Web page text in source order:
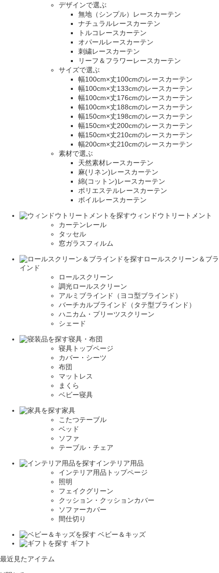
デザインで選ぶ
無地（シンプル）レースカーテン
ナチュラルレースカーテン
トルコレースカーテン
オパールレースカーテン
刺繍レースカーテン
リーフ＆フラワーレースカーテン
サイズで選ぶ
幅100cm×丈100cmのレースカーテン
幅100cm×丈133cmのレースカーテン
幅100cm×丈176cmのレースカーテン
幅100cm×丈188cmのレースカーテン
幅150cm×丈198cmのレースカーテン
幅150cm×丈200cmのレースカーテン
幅150cm×丈210cmのレースカーテン
幅200cm×丈210cmのレースカーテン
素材で選ぶ
天然素材レースカーテン
麻(リネン)レースカーテン
綿(コットン)レースカーテン
ポリエステルレースカーテン
ボイルレースカーテン
ウィンドウトリートメント
カーテンレール
タッセル
窓ガラスフィルム
ロールスクリーン＆ブラ
インド
ロールスクリーン
調光ロールスクリーン
アルミブラインド（ヨコ型ブラインド）
バーチカルブラインド（タテ型ブラインド）
ハニカム・プリーツスクリーン
シェード
寝具・布団
寝具トップページ
カバー・シーツ
布団
マットレス
まくら
ベビー寝具
家具
こたつテーブル
ベッド
ソファ
テーブル・チェア
インテリア用品
インテリア用品トップページ
照明
フェイクグリーン
クッション・クッションカバー
ソファーカバー
間仕切り
ベビー＆キッズ
ギフト
最近見たアイテム